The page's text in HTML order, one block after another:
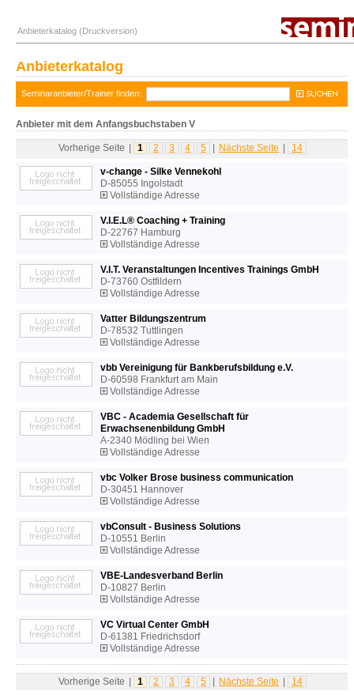
Anbieterkatalog (Druckversion)
Anbieterkatalog
Seminaranbieter/Trainer finden:
Anbieter mit dem Anfangsbuchstaben V
Vorherige Seite 1 2 3 4 5 Nächste Seite 14
v-change - Silke Vennekohl
D-85055 Ingolstadt
Vollständige Adresse
V.I.E.L® Coaching + Training
D-22767 Hamburg
Vollständige Adresse
V.I.T. Veranstaltungen Incentives Trainings GmbH
D-73760 Ostfildern
Vollständige Adresse
Vatter Bildungszentrum
D-78532 Tuttlingen
Vollständige Adresse
vbb Vereinigung für Bankberufsbildung e.V.
D-60598 Frankfurt am Main
Vollständige Adresse
VBC - Academia Gesellschaft für
Erwachsenenbildung GmbH
A-2340 Mödling bei Wien
Vollständige Adresse
vbc Volker Brose business communication
D-30451 Hannover
Vollständige Adresse
vbConsult - Business Solutions
D-10551 Berlin
Vollständige Adresse
VBE-Landesverband Berlin
D-10827 Berlin
Vollständige Adresse
VC Virtual Center GmbH
D-61381 Friedrichsdorf
Vollständige Adresse
Vorherige Seite 1 2 3 4 5 Nächste Seite 14